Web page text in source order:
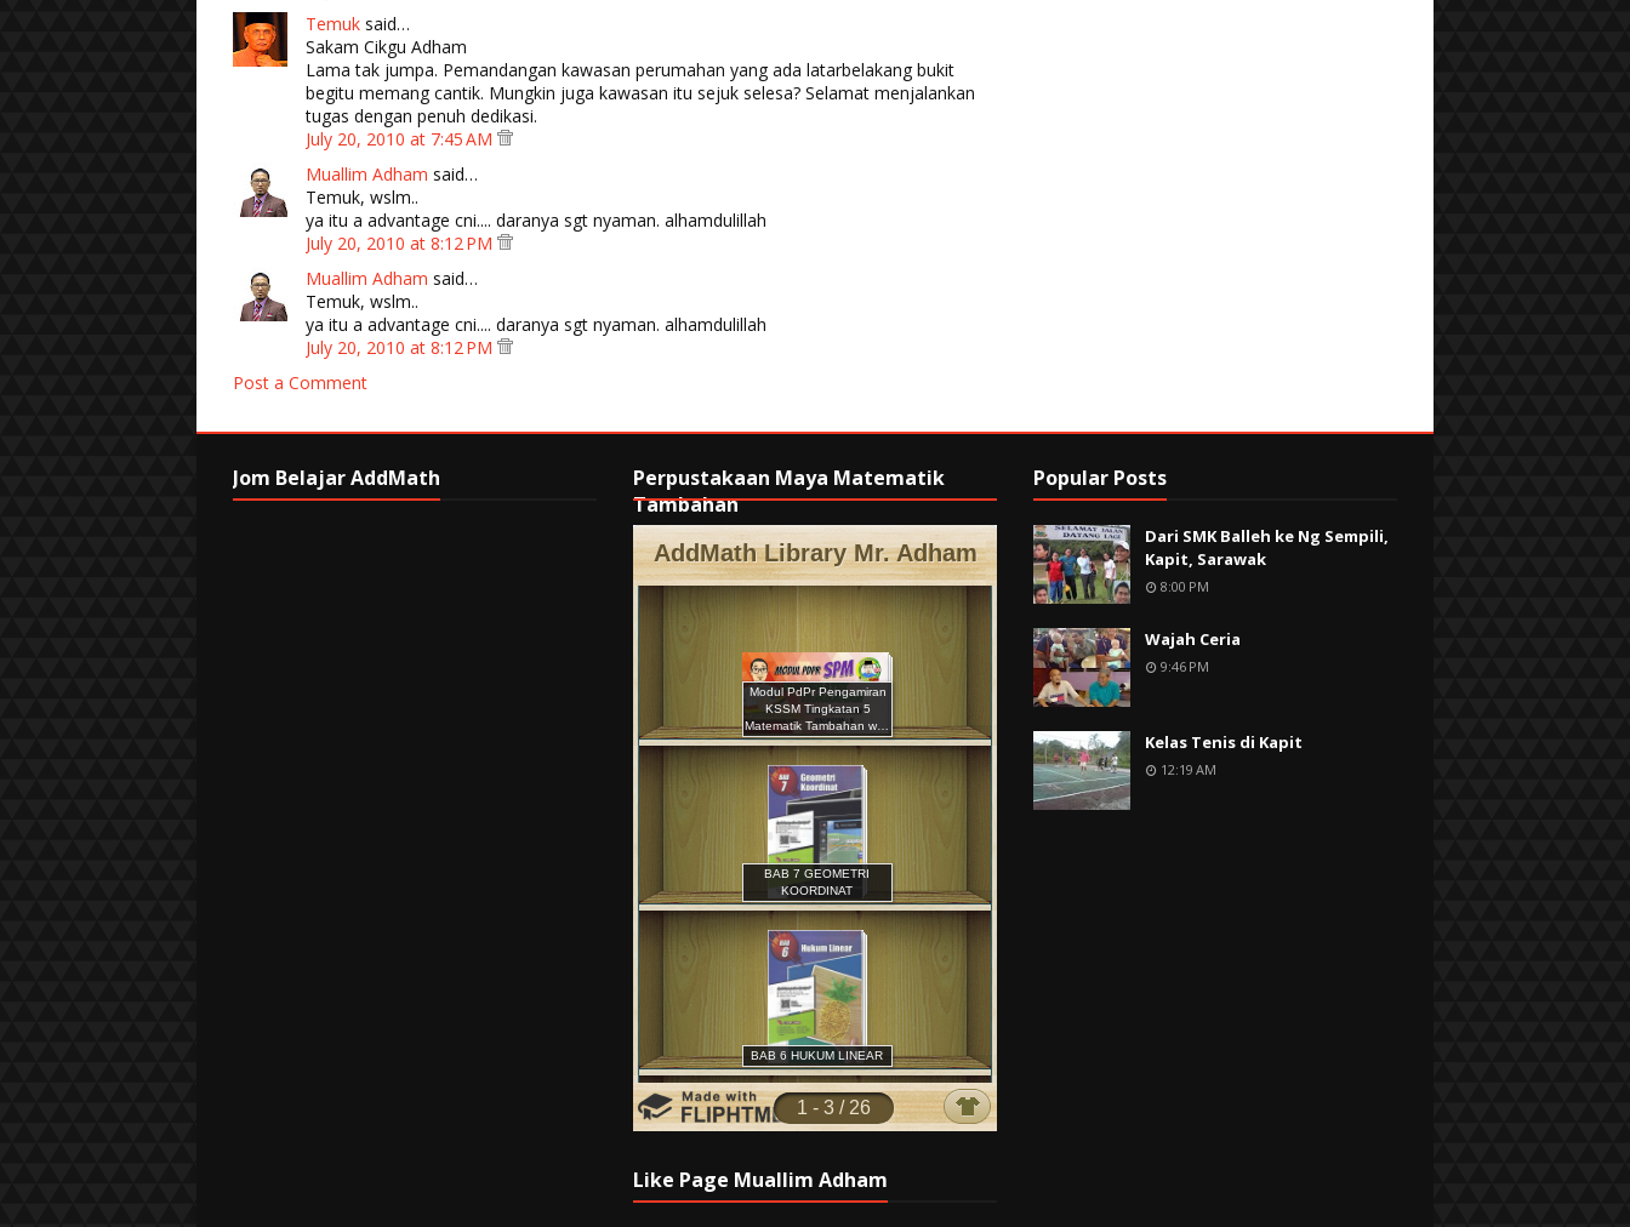
Temuk said…
Sakam Cikgu Adham
Lama tak jumpa. Pemandangan kawasan perumahan yang ada latarbelakang bukit
begitu memang cantik. Mungkin juga kawasan itu sejuk selesa? Selamat menjalankan
tugas dengan penuh dedikasi.
July 20, 2010 at 7:45 AM
Muallim Adham said…
Temuk, wslm..
ya itu a advantage cni.... daranya sgt nyaman. alhamdulillah
July 20, 2010 at 8:12 PM
Muallim Adham said…
Temuk, wslm..
ya itu a advantage cni.... daranya sgt nyaman. alhamdulillah
July 20, 2010 at 8:12 PM
Post a Comment
Jom Belajar AddMath
Perpustakaan Maya Matematik
Tambahan
Like Page Muallim Adham
Popular Posts
Dari SMK Balleh ke Ng Sempili,
Kapit, Sarawak
8:00 PM
Wajah Ceria
9:46 PM
Kelas Tenis di Kapit
12:19 AM